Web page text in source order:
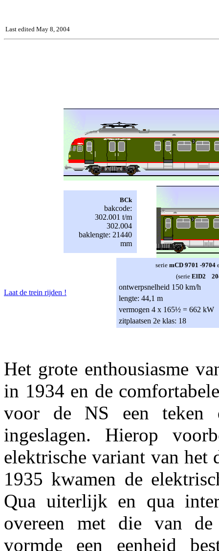
Last edited May 8, 2004
BCk
bakcode:
302.001 t/m
302.004
baklengte: 21440
mm
Laat de trein rijden !
serie mCD 9701 -9704
(serie ElD2
ontwerpsnelheid 150 km/h
lengte: 44,1 m
vermogen 4 x 165½ = 662 kW
zitplaatsen 2e klas: 18
Het grote enthousiasme
in 1934 en de
voor de NS een teken
ingeslagen. Hierop
elektrische variant van het
1935 kwamen de
Qua uiterlijk en qua
overeen met die van de
vormde een eenheid